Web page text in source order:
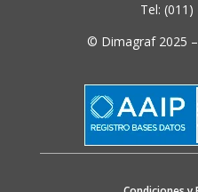
Tel: (011)
© Dimagraf 2025